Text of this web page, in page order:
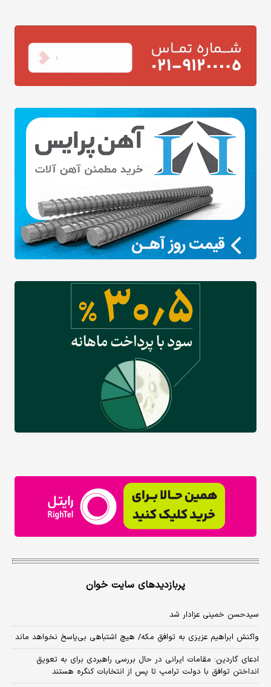
پربازدیدهای سایت خوان
سیدحسن خمینی عزادار شد
واکنش ابراهیم عزیزی به توافق مکه/ هیچ اشتباهی بی‌پاسخ نخواهد ماند
ادعای گاردین: مقامات ایرانی در حال بررسی راهبردی برای به تعویق
انداختن توافق با دولت ترامپ تا پس از انتخابات کنگره هستند